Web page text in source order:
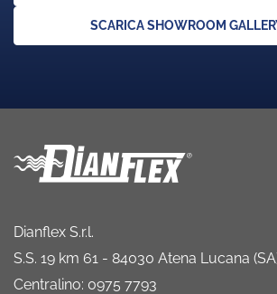
SCARICA SHOWROOM
Dianflex S.r.l.
S.S. 19 km 61 - 84030 Atena Lucana
Centralino: 0975 7793